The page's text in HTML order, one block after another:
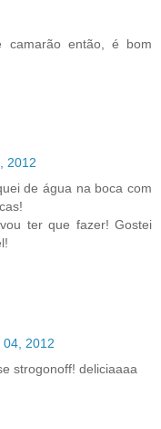
camarão então, é bom
2012
de água na boca com
ter que fazer! Gostei
2012
strogonoff! deliciaaaa